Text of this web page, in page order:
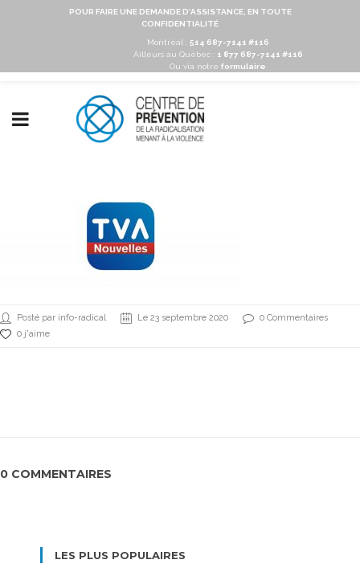
POUR FAIRE UNE DEMANDE D'ASSISTANCE, EN TOUTE
CONFIDENTIALITÉ
Montréal : 514 687-7141 #116
Ailleurs au Québec :
1 877 687-7141 #116
Ou via notre formulaire
Posté par info-radical Le 23 septembre 2020
0 Commentaires
0 j'aime
0 COMMENTAIRES
LES PLUS POPULAIRES